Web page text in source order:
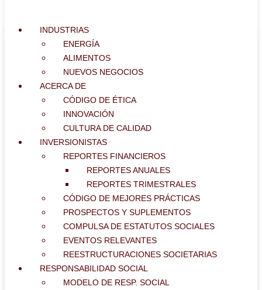
INDUSTRIAS
ENERGÍA
ALIMENTOS
NUEVOS NEGOCIOS
ACERCA DE
CÓDIGO DE ÉTICA
INNOVACIÓN
CULTURA DE CALIDAD
INVERSIONISTAS
REPORTES FINANCIEROS
REPORTES ANUALES
REPORTES TRIMESTRALES
CÓDIGO DE MEJORES PRÁCTICAS
PROSPECTOS Y SUPLEMENTOS
COMPULSA DE ESTATUTOS SOCIALES
EVENTOS RELEVANTES
REESTRUCTURACIONES SOCIETARIAS
RESPONSABILIDAD SOCIAL
MODELO DE RESP. SOCIAL